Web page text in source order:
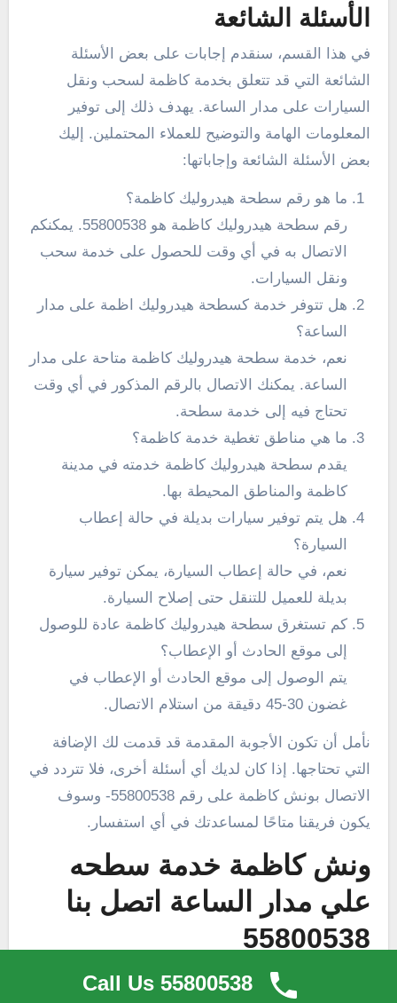
الأسئلة الشائعة
في هذا القسم، سنقدم إجابات على بعض الأسئلة
الشائعة التي قد تتعلق بخدمة كاظمة لسحب ونقل
السيارات على مدار الساعة. يهدف ذلك إلى توفير
المعلومات الهامة والتوضيح للعملاء المحتملين. إليك
بعض الأسئلة الشائعة وإجاباتها:
ما هو رقم سطحة هيدروليك كاظمة؟
رقم سطحة هيدروليك كاظمة هو 55800538. يمكنكم
الاتصال به في أي وقت للحصول على خدمة سحب
ونقل السيارات.
هل تتوفر خدمة كسطحة هيدروليك اظمة على مدار
الساعة؟
نعم، خدمة سطحة هيدروليك كاظمة متاحة على مدار
الساعة. يمكنك الاتصال بالرقم المذكور في أي وقت
تحتاج فيه إلى خدمة سطحة.
ما هي مناطق تغطية خدمة كاظمة؟
يقدم سطحة هيدروليك كاظمة خدمته في مدينة
كاظمة والمناطق المحيطة بها.
هل يتم توفير سيارات بديلة في حالة إعطاب
السيارة؟
نعم، في حالة إعطاب السيارة، يمكن توفير سيارة
بديلة للعميل للتنقل حتى إصلاح السيارة.
كم تستغرق سطحة هيدروليك كاظمة عادة للوصول
إلى موقع الحادث أو الإعطاب؟
يتم الوصول إلى موقع الحادث أو الإعطاب في
غضون 30-45 دقيقة من استلام الاتصال.
نأمل أن تكون الأجوبة المقدمة قد قدمت لك الإضافة
التي تحتاجها. إذا كان لديك أي أسئلة أخرى، فلا تتردد في
الاتصال بونش كاظمة على رقم 55800538- وسوف
يكون فريقنا متاحًا لمساعدتك في أي استفسار.
ونش كاظمة خدمة سطحه
علي مدار الساعة اتصل بنا
55800538
ونش كاظمة خدمة سطحه على مدار الساعة هي خدمة
Call Us 55800538